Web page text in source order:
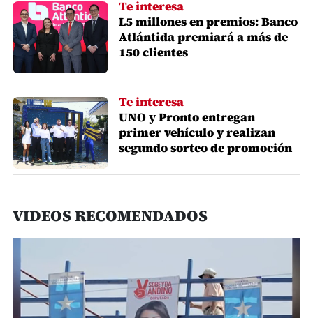
Te interesa
L5 millones en premios: Banco
Atlántida premiará a más de
150 clientes
Te interesa
UNO y Pronto entregan
primer vehículo y realizan
segundo sorteo de promoción
VIDEOS RECOMENDADOS